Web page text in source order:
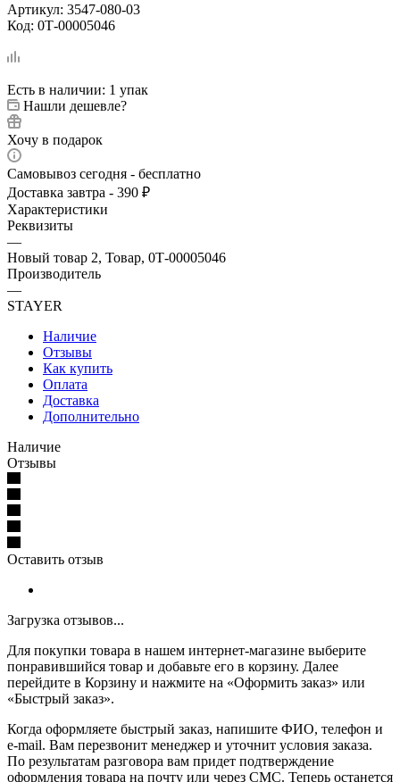
Артикул: 3547-080-03
Код: 0Т-00005046
Есть в наличии: 1 упак
Нашли дешевле?
Хочу в подарок
Самовывоз сегодня - бесплатно
Доставка завтра - 390 ₽
Характеристики
Реквизиты
—
Новый товар 2, Товар, 0Т-00005046
Производитель
—
STAYER
Наличие
Отзывы
Как купить
Оплата
Доставка
Дополнительно
Наличие
Отзывы
Оставить отзыв
Загрузка отзывов...
Для покупки товара в нашем интернет-магазине выберите
понравившийся товар и добавьте его в корзину. Далее
перейдите в Корзину и нажмите на «Оформить заказ» или
«Быстрый заказ».
Когда оформляете быстрый заказ, напишите ФИО, телефон и
e-mail. Вам перезвонит менеджер и уточнит условия заказа.
По результатам разговора вам придет подтверждение
оформления товара на почту или через СМС. Теперь останется